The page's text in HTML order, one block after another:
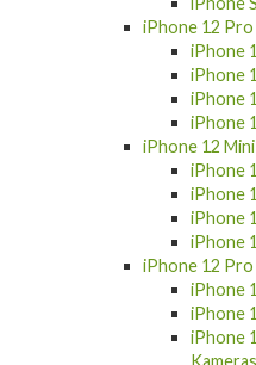
iPhone 12 Pro
iPhone
iPhone
iPhone
iPhone
iPhone 12 Mini
iPhone
iPhone
iPhone
iPhone
iPhone 12 Pro
iPhone
iPhone
iPhone